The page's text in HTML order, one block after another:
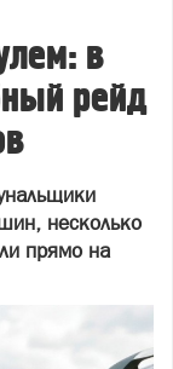
в
рейд
несколько
прямо на